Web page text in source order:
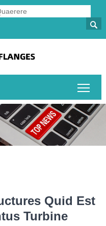

Quid Est
Turbine